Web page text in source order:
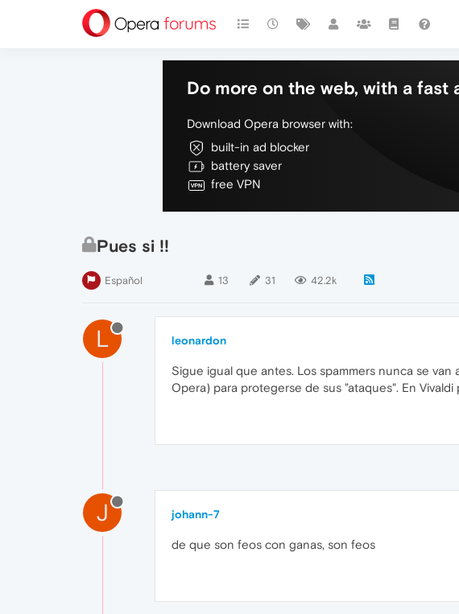
Do more on the web, with a fast
Download Opera browser with:
built-in ad blocker
battery saver
free VPN
Pues si !!
Español 13 31 42.2k
L leonardon
Sigue igual que antes. Los spammers nunca se
Opera) para protegerse de sus "ataques". En
J johann-7
de que son feos con ganas, son feos